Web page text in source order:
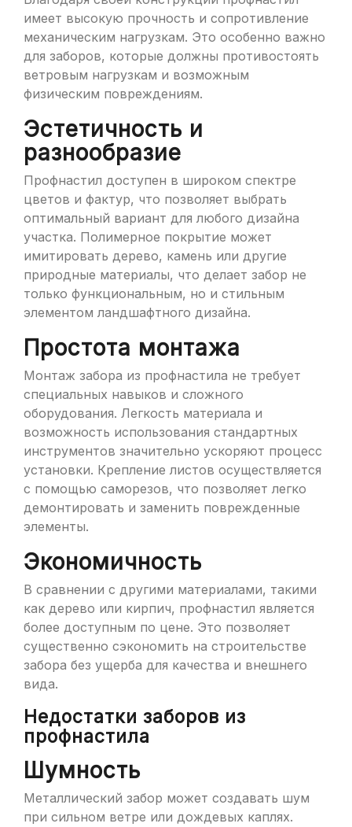
имеет высокую прочность и сопротивление
механическим нагрузкам. Это особенно важно
для заборов, которые должны противостоять
ветровым нагрузкам и возможным
физическим повреждениям.
Эстетичность и
разнообразие
Профнастил доступен в широком спектре
цветов и фактур, что позволяет выбрать
оптимальный вариант для любого дизайна
участка. Полимерное покрытие может
имитировать дерево, камень или другие
природные материалы, что делает забор не
только функциональным, но и стильным
элементом ландшафтного дизайна.
Простота монтажа
Монтаж забора из профнастила не требует
специальных навыков и сложного
оборудования. Легкость материала и
возможность использования стандартных
инструментов значительно ускоряют процесс
установки. Крепление листов осуществляется
с помощью саморезов, что позволяет легко
демонтировать и заменить поврежденные
элементы.
Экономичность
В сравнении с другими материалами, такими
как дерево или кирпич, профнастил является
более доступным по цене. Это позволяет
существенно сэкономить на строительстве
забора без ущерба для качества и внешнего
вида.
Недостатки заборов из
профнастила
Шумность
Металлический забор может создавать шум
при сильном ветре или дождевых каплях.